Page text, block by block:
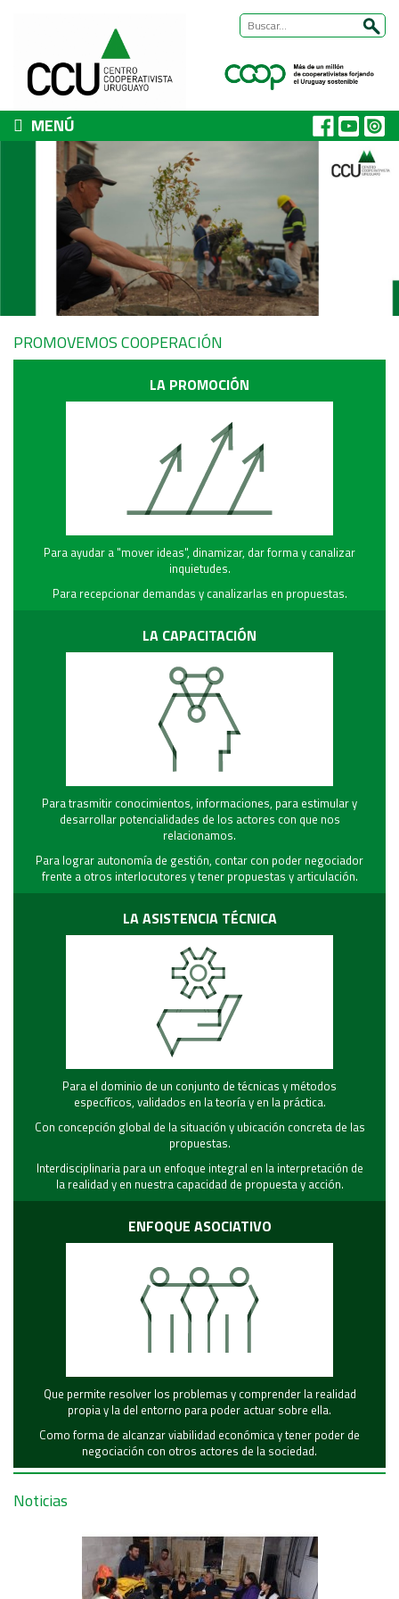
MENÚ
Presentación
Nuestra historia
Autoridades y equipo
ÁREAS DE TRABAJO
Cómo trabajamos
Área Habitat
Acerca del Área
Revista Dinámica
PROMOVEMOS COOPERACIÓN
LA PROMOCIÓN
Para ayudar a "mover ideas", dinamizar, dar forma y canalizar
inquietudes.
Para recepcionar demandas y canalizarlas en propuestas.
LA CAPACITACIÓN
Para trasmitir conocimientos, informaciones, para estimular y
desarrollar potencialidades de los actores con que nos
relacionamos.
Para lograr autonomía de gestión, contar con poder negociador
frente a otros interlocutores y tener propuestas y articulación.
LA ASISTENCIA TÉCNICA
Para el dominio de un conjunto de técnicas y métodos
específicos, validados en la teoría y en la práctica.
Con concepción global de la situación y ubicación concreta de las
propuestas.
Interdisciplinaria para un enfoque integral en la interpretación de
la realidad y en nuestra capacidad de propuesta y acción.
ENFOQUE ASOCIATIVO
Que permite resolver los problemas y comprender la realidad
propia y la del entorno para poder actuar sobre ella.
Como forma de alcanzar viabilidad económica y tener poder de
negociación con otros actores de la sociedad.
Noticias